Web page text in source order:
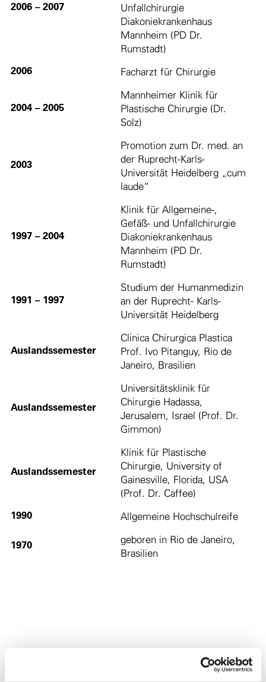
2006 – 2007
Unfallchirurgie
Diakoniekrankenhaus
Mannheim (PD Dr.
Rumstadt)
2006 Facharzt für Chirurgie
2004 – 2005
Mannheimer Klinik für
Plastische Chirurgie (Dr.
Solz)
2003
Promotion zum Dr. med. an
der Ruprecht-Karls-
Universität Heidelberg „cum
laude“
1997 – 2004
Klinik für Allgemeine-,
Gefäß- und Unfallchirurgie
Diakoniekrankenhaus
Mannheim (PD Dr.
Rumstadt)
1991 – 1997
Studium der Humanmedizin
an der Ruprecht- Karls-
Universität Heidelberg
Auslandssemester
Clinica Chirurgica Plastica
Prof. Ivo Pitanguy, Rio de
Janeiro, Brasilien
Auslandssemester
Universitätsklinik für
Chirurgie Hadassa,
Jerusalem, Israel (Prof. Dr.
Gimmon)
Auslandssemester
Klinik für Plastische
Chirurgie, University of
Gainesville, Florida, USA
(Prof. Dr. Caffee)
1990 Allgemeine Hochschulreife
1970
geboren in Rio de Janeiro,
Brasilien